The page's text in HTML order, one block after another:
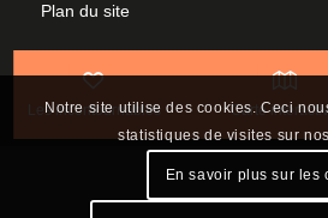
Les incontournables Carte
Plan du site
Nous contacter
Notre site utilise des cookies. Ceci
statistiques de visites sur
En savoir plus sur les